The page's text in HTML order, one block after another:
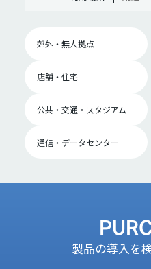
郊外・無人拠点
店舗・住宅
公共・交通・スタジアム
通信・データセンター
製品の導入を